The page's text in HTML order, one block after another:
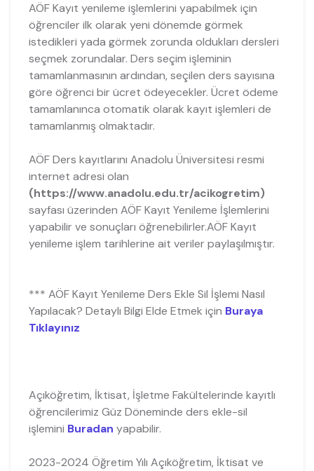
AÖF Kayıt yenileme işlemlerini yapabilmek için
öğrenciler ilk olarak yeni dönemde görmek
istedikleri yada görmek zorunda oldukları dersleri
seçmek zorundalar. Ders seçim işleminin
tamamlanmasının ardından, seçilen ders sayısına
göre öğrenci bir ücret ödeyecekler. Ücret ödeme
tamamlanınca otomatik olarak kayıt işlemleri de
tamamlanmış olmaktadır.
AÖF Ders kayıtlarını Anadolu Üniversitesi resmi
internet adresi olan
(https://www.anadolu.edu.tr/acikogretim)
sayfası üzerinden AÖF Kayıt Yenileme İşlemlerini
yapabilir ve sonuçları öğrenebilirler.AÖF Kayıt
yenileme işlem tarihlerine ait veriler paylaşılmıştır.
*** AÖF Kayıt Yenileme Ders Ekle Sil İşlemi Nasıl
Yapılacak? Detaylı Bilgi Elde Etmek için Buraya
Tıklayınız
Açıköğretim, İktisat, İşletme Fakültelerinde kayıtlı
öğrencilerimiz Güz Döneminde ders ekle-sil
işlemini Buradan yapabilir.
2023-2024 Öğretim Yılı Açıköğretim, İktisat ve